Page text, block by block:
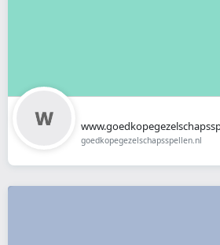
goedkopegezelschapsspellen.nl